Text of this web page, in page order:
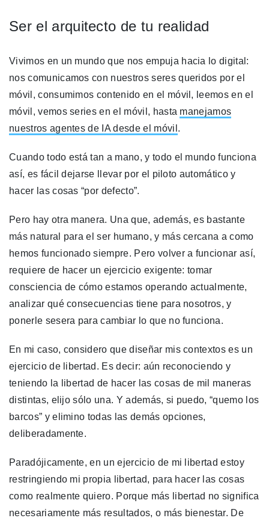
Ser el arquitecto de tu realidad
Vivimos en un mundo que nos empuja hacia lo digital:
nos comunicamos con nuestros seres queridos por el
móvil, consumimos contenido en el móvil, leemos en el
móvil, vemos series en el móvil, hasta manejamos
nuestros agentes de IA desde el móvil .
Cuando todo está tan a mano, y todo el mundo funciona
así, es fácil dejarse llevar por el piloto automático y
hacer las cosas “por defecto”.
Pero hay otra manera. Una que, además, es bastante
más natural para el ser humano, y más cercana a como
hemos funcionado siempre. Pero volver a funcionar así,
requiere de hacer un ejercicio exigente: tomar
consciencia de cómo estamos operando actualmente,
analizar qué consecuencias tiene para nosotros, y
ponerle sesera para cambiar lo que no funciona.
En mi caso, considero que diseñar mis contextos es un
ejercicio de libertad. Es decir: aún reconociendo y
teniendo la libertad de hacer las cosas de mil maneras
distintas, elijo sólo una. Y además, si puedo, “quemo los
barcos” y elimino todas las demás opciones,
deliberadamente.
Paradójicamente, en un ejercicio de mi libertad estoy
restringiendo mi propia libertad, para hacer las cosas
como realmente quiero. Porque más libertad no significa
necesariamente más resultados, o más bienestar. De